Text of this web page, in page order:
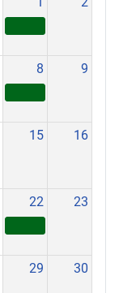
8 9
15 16
22 23
29 30